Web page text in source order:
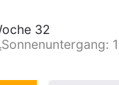
32
Sonnenuntergang: